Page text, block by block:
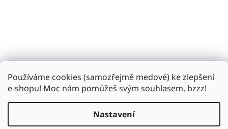
Používáme cookies (samozřejmě medové) ke zlepšení
e-shopu! Moc nám pomůžeš svým souhlasem, bzzz!
Nastavení
Sledovat na Instagramu
Vytvořil Shoptet